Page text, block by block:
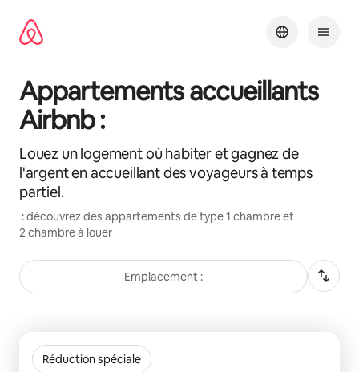
directement
Appartements accueillants
Airbnb :
Louez un logement où habiter et gagnez de
l'argent en accueillant des voyageurs à temps
partiel.
: découvrez des appartements de type 1 chambre et
2 chambre à louer
Emplacement :
Réduction spéciale
The Dakota